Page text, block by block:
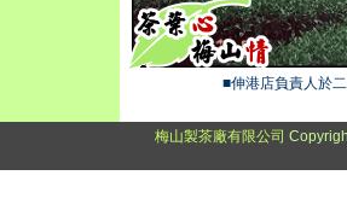
■伸港店負責人於
梅山製茶廠有限公司